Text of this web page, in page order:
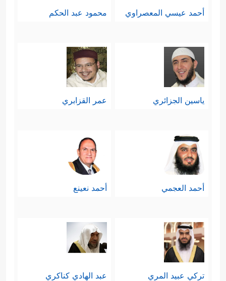
أحمد عيسي المعصراوي محمود عبد الحكم
ياسين الجزائري عمر القزابري
أحمد العجمي أحمد نعينع
تركي عبيد المري عبد الهادي كناكري